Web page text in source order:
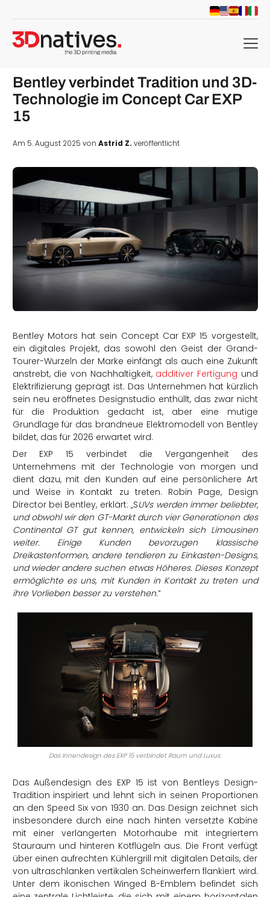
menu
Bentley verbindet Tradition und 3D-
Technologie im Concept Car EXP
15
Am 5. August 2025 von Astrid Z. veröffentlicht
Bentley Motors hat sein Concept Car EXP 15 vorgestellt,
ein digitales Projekt, das sowohl den Geist der Grand-
Tourer-Wurzeln der Marke einfängt als auch eine Zukunft
anstrebt, die von Nachhaltigkeit,additiver Fertigung und
Elektrifizierung geprägt ist. Das Unternehmen hat kürzlich
sein neu eröffnetes Designstudio enthüllt, das zwar nicht
für die Produktion gedacht ist, aber eine mutige
Grundlage für das brandneue Elektromodell von Bentley
bildet, das für 2026 erwartet wird.
Der EXP 15 verbindet die Vergangenheit des
Unternehmens mit der Technologie von morgen und
dient dazu, mit den Kunden auf eine persönlichere Art
und Weise in Kontakt zu treten. Robin Page, Design
Director bei Bentley, erklärt: „SUVs werden immer beliebter,
und obwohl wir den GT-Markt durch vier Generationen des
Continental GT gut kennen, entwickeln sich Limousinen
weiter. Einige Kunden bevorzugen klassische
Dreikastenformen, andere tendieren zu Einkasten-Designs,
und wieder andere suchen etwas Höheres. Dieses Konzept
ermöglichte es uns, mit Kunden in Kontakt zu treten und
ihre Vorlieben besser zu verstehen.“
Das Innendesign des EXP 15 verbindet Raum und Luxus.
Das Außendesign des EXP 15 ist von Bentleys Design-
Tradition inspiriert und lehnt sich in seinen Proportionen
an den Speed Six von 1930 an. Das Design zeichnet sich
insbesondere durch eine nach hinten versetzte Kabine
mit einer verlängerten Motorhaube mit integriertem
Stauraum und hinteren Kotflügeln aus. Die Front verfügt
über einen aufrechten Kühlergrill mit digitalen Details, der
von ultraschlanken vertikalen Scheinwerfern flankiert wird.
Unter dem ikonischen Winged B-Emblem befindet sich